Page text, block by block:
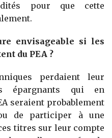
pour que cette
envisageable si les
du PEA ?
perdaient leur
épargnants qui en
seraient probablement
de participer à une
titres sur leur compte